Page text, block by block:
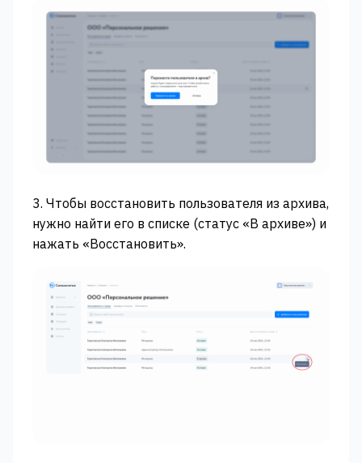
3. Чтобы восстановить пользователя из архива,
нужно найти его в списке (статус «В архиве») и
нажать «Восстановить».